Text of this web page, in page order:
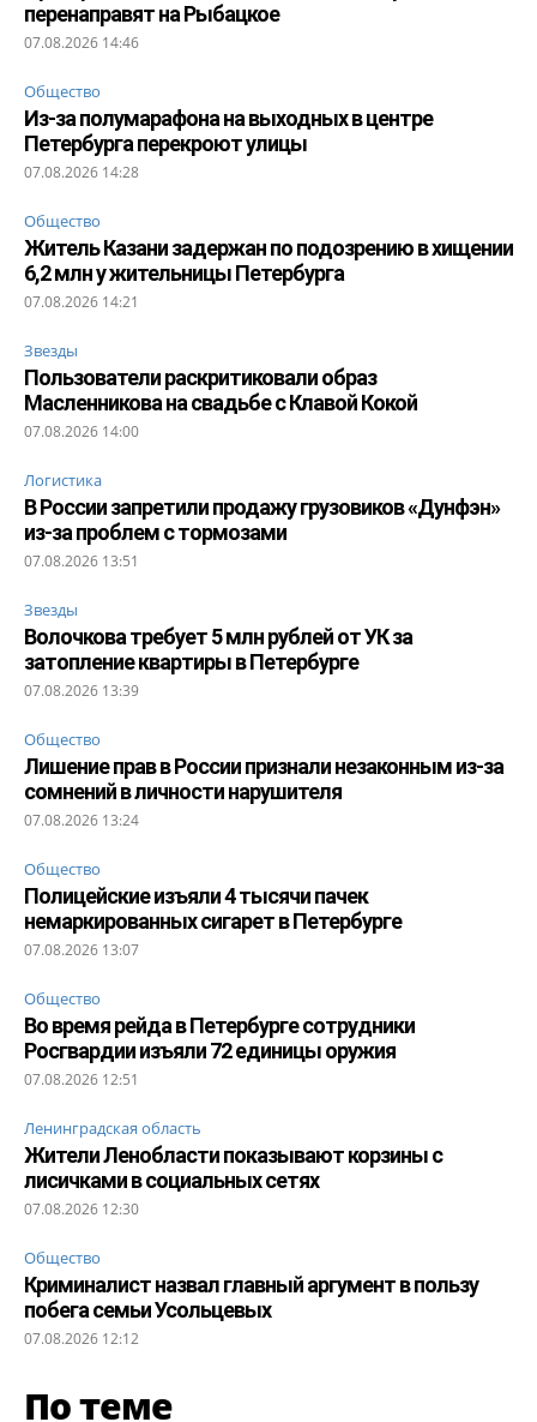
перенаправят на Рыбацкое
07.08.2026 14:46
Общество
Из-за полумарафона на выходных в центре
Петербурга перекроют улицы
07.08.2026 14:28
Общество
Житель Казани задержан по подозрению в хищении
6,2 млн у жительницы Петербурга
07.08.2026 14:21
Звезды
Пользователи раскритиковали образ
Масленникова на свадьбе с Клавой Кокой
07.08.2026 14:00
Логистика
В России запретили продажу грузовиков «Дунфэн»
из-за проблем с тормозами
07.08.2026 13:51
Звезды
Волочкова требует 5 млн рублей от УК за
затопление квартиры в Петербурге
07.08.2026 13:39
Общество
Лишение прав в России признали незаконным из-за
сомнений в личности нарушителя
07.08.2026 13:24
Общество
Полицейские изъяли 4 тысячи пачек
немаркированных сигарет в Петербурге
07.08.2026 13:07
Общество
Во время рейда в Петербурге сотрудники
Росгвардии изъяли 72 единицы оружия
07.08.2026 12:51
Ленинградская область
Жители Ленобласти показывают корзины с
лисичками в социальных сетях
07.08.2026 12:30
Общество
Криминалист назвал главный аргумент в пользу
побега семьи Усольцевых
07.08.2026 12:12
По теме